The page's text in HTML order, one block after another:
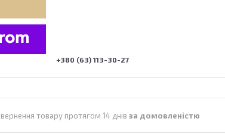
+380 (63) 113-30-27
товару протягом 14 днів за домовленістю